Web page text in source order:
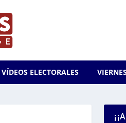
VÍDEOS ELECTORALES